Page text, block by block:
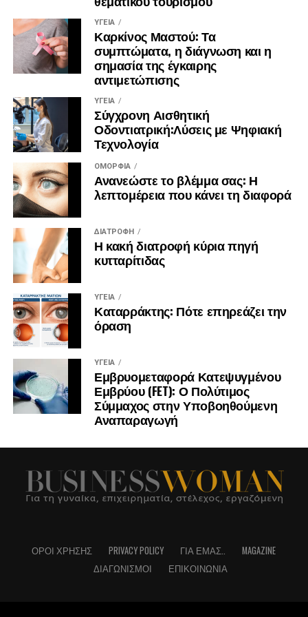
γαστρονομία.
ΥΓΕΊΑ
Καρκίνος Μαστού: Τα
συμπτώματα, η διάγνωση και η
σημασία της έγκαιρης
αντιμετώπισης
ΥΓΕΊΑ
Σύγχρονη Αισθητική
Οδοντιατρική:Λύσεις με Ψηφιακή
Τεχνολογία
ΟΜΟΡΦΙΆ
Ανανεώστε το βλέμμα σας: Η
λεπτομέρεια που κάνει τη διαφορά
ΔΙΑΤΡΟΦΉ
Η κακή διατροφή κύρια πηγή
κυτταρίτιδας
ΥΓΕΊΑ
Καταρράκτης: Πότε επηρεάζει την
όραση
ΥΓΕΊΑ
Εμβρυομεταφορά Κατεψυγμένου
Εμβρύου (FET): Ο Πολύτιμος
Σύμμαχος στην Υποβοηθούμενη
Αναπαραγωγή
ΌΡΟΙ ΧΡΉΣΗΣ PRIVACY POLICY ΓΙΑ ΕΜΆΣ..
MAGAZINE
ΔΙΑΓΩΝΙΣΜΟΊ
ΕΠΙΚΟΙΝΩΝΊΑ